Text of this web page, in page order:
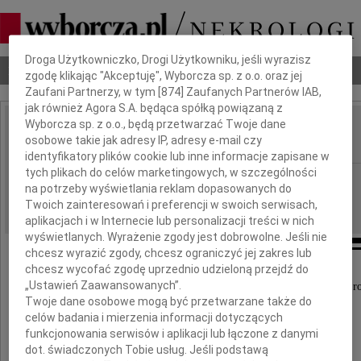
Nekrologi Odeszli Poradnik pogrzebowy
IMIĘ I NAZWISKO: Andrzej Sieradzan
REGION: Kielce
DATA EMISJI: 06.05.2025
Z wielkim żalem zawiadamiamy, że 1 maja 2025
odszedł od nas kochany Tato, Dziadek
Andrzej Sieradzan
Dbamy o Twoją prywatność
Droga Użytkowniczko, Drogi Użytkowniku, jeśli wyrazisz
zgodę klikając "Akceptuję", Wyborcza sp. z o.o. oraz jej
Zaufani Partnerzy, w tym [874 ] Zaufanych Partnerów IAB,
jak również Agora S.A. będąca spółką powiązaną z
Wyborcza sp. z o.o., będą przetwarzać Twoje dane
osobowe takie jak adresy IP, adresy e-mail czy
identyfikatory plików cookie lub inne informacje zapisane w
tych plikach do celów marketingowych, w szczególności
na potrzeby wyświetlania reklam dopasowanych do
Twoich zainteresowań i preferencji w swoich serwisach,
aplikacjach i w Internecie lub personalizacji treści w nich
wyświetlanych. Wyrażenie zgody jest dobrowolne. Jeśli nie
chcesz wyrazić zgody, chcesz ograniczyć jej zakres lub
chcesz wycofać zgodę uprzednio udzieloną przejdź do
„Ustawień Zaawansowanych”.
Twoje dane osobowe mogą być przetwarzane także do
celów badania i mierzenia informacji dotyczących
funkcjonowania serwisów i aplikacji lub łączone z danymi
dot. świadczonych Tobie usług. Jeśli podstawą